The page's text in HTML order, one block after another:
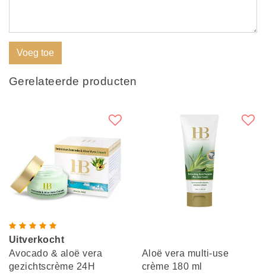
Voeg toe
Gerelateerde producten
Uitverkocht
Avocado & aloë vera
gezichtscrème 24H
Aloë vera multi-use
crème 180 ml